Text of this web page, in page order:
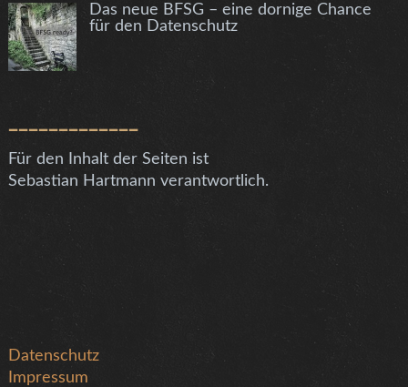
Das neue BFSG – eine dornige Chance
für den Datenschutz
Für den Inhalt der Seiten ist
Sebastian Hartmann verantwortlich.
Datenschutz
Impressum